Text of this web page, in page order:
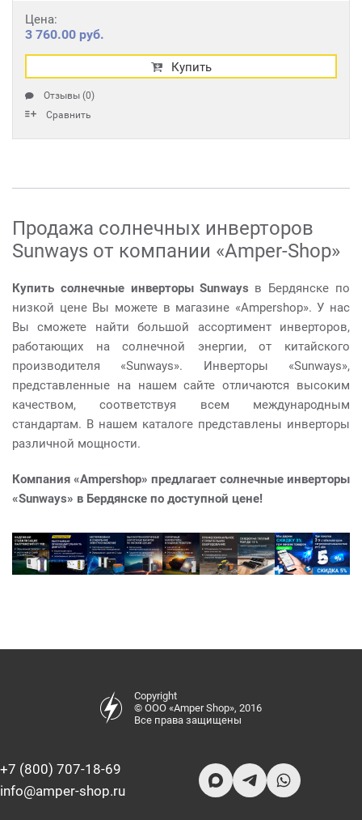
Цена:
3 760.00 руб.
Купить
Отзывы (0)
Сравнить
Продажа солнечных инверторов
Sunways от компании «Amper-Shop»
Купить солнечные инверторы Sunways в Бердянске по
низкой цене Вы можете в магазине «Ampershop». У нас
Вы сможете найти большой ассортимент инверторов,
работающих на солнечной энергии, от китайского
производителя «Sunways». Инверторы «Sunways»,
представленные на нашем сайте отличаются высоким
качеством, соответствуя всем международным
стандартам. В нашем каталоге представлены инверторы
различной мощности.
Компания «Ampershop» предлагает солнечные инверторы
«Sunways» в Бердянске по доступной цене!
Copyright
© ООО «Amper Shop», 2016
Все права защищены
+7 (800) 707-18-69
info@amper-shop.ru